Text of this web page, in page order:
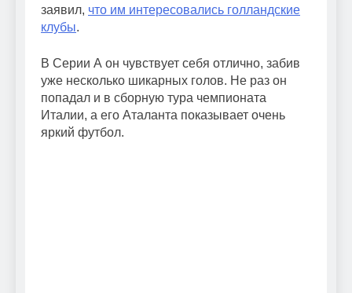
заявил, что им интересовались голландские
клубы.
В Серии А он чувствует себя отлично, забив
уже несколько шикарных голов. Не раз он
попадал и в сборную тура чемпионата
Италии, а его Аталанта показывает очень
яркий футбол.